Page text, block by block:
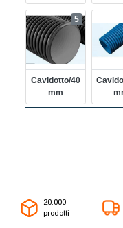
Cavidotto/40
Mm
5
20.000
prodotti